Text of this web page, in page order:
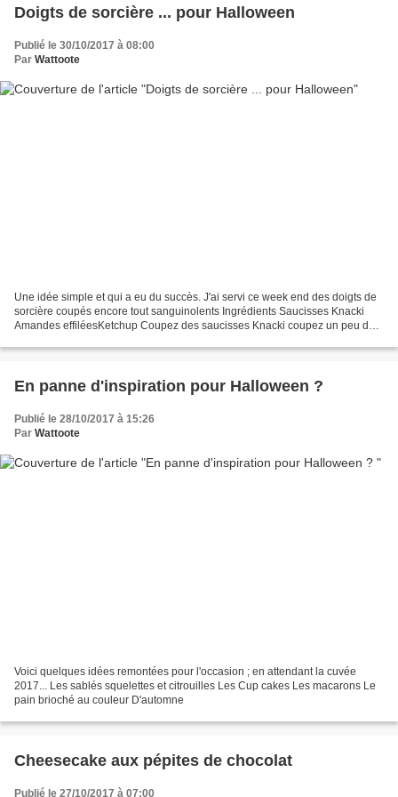
Doigts de sorcière ... pour Halloween
Publié le 30/10/2017 à 08:00
Par Wattoote
Une idée simple et qui a eu du succès. J'ai servi ce week end des doigts de
sorcière coupés encore tout sanguinolents Ingrédients Saucisses Knacki
Amandes effiléesKetchup Coupez des saucisses Knacki coupez un peu de
En panne d'inspiration pour Halloween ?
Publié le 28/10/2017 à 15:26
Par Wattoote
Voici quelques idées remontées pour l'occasion ; en attendant la cuvée
2017... Les sablés squelettes et citrouilles Les Cup cakes Les macarons Le
pain brioché au couleur D'automne
Cheesecake aux pépites de chocolat
Publié le 27/10/2017 à 07:00